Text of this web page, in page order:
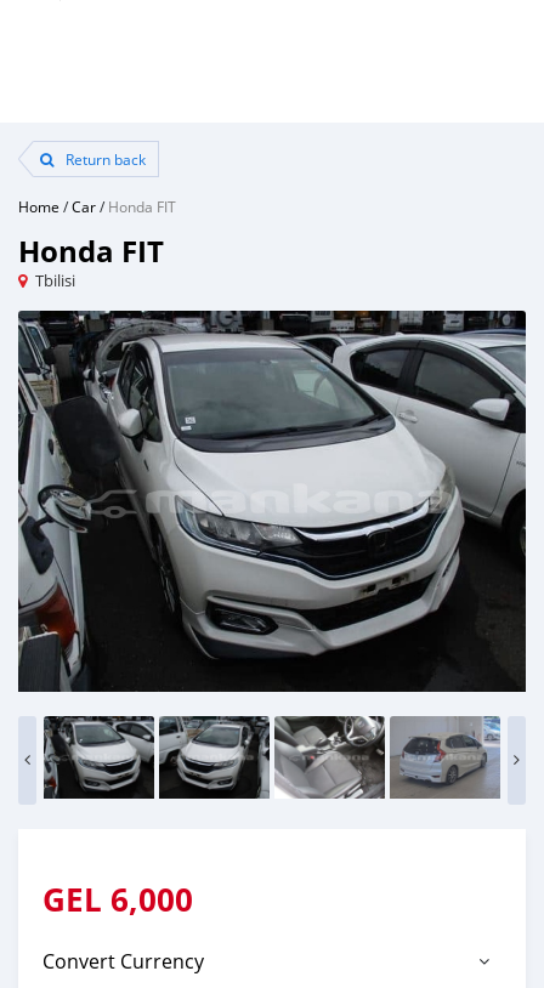
Return back
Home /Car/Honda FIT
Honda FIT
Tbilisi
GEL 6,000
Convert Currency